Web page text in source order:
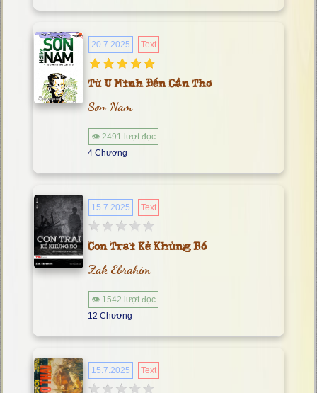
20.7.2025 Text
Từ U Minh Đến Cần Thơ
Sơn Nam
👁 2491 lượt đọc
4 Chương
15.7.2025 Text
Con Trai Kẻ Khủng Bố
Zak Ebrahim
👁 1542 lượt đọc
12 Chương
15.7.2025 Text